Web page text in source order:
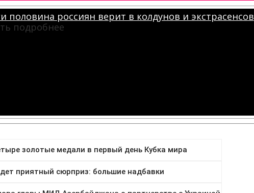
половина россиян верит в колдунов и экстрасенсов
подробнее